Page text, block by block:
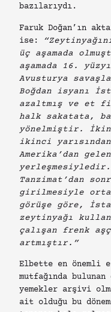
bazılarıydı.
Faruk Doğan’ın
ise:
üç aşamada
aşamada 16.
Avusturya
Boğdan isyanı
azaltmış ve et
halk sakatata,
yönelmiştir.
ikinci
Amerika’dan
yerleşmesiyledir.
Tanzimat’dan
girilmesiyle
görüşe göre,
zeytinyağı
çalışan frenk
artmıştır.”
Elbette en önemli
mutfağında
yemekler arşivi
ait olduğu bu